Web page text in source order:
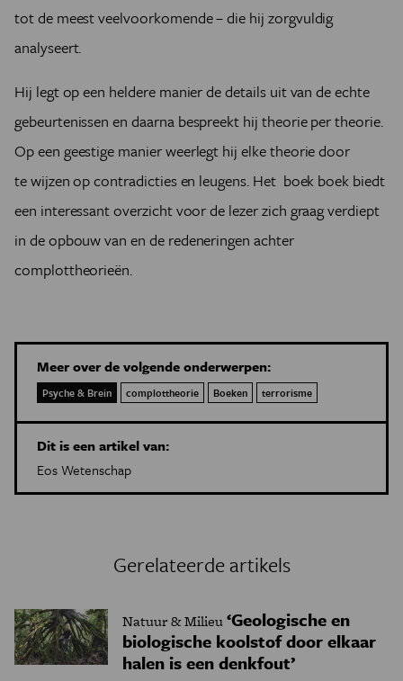
tot de meest veelvoorkomende – die hij zorgvuldig
analyseert.
Hij legt op een heldere manier de details uit van de echte
gebeurtenissen en daarna bespreekt hij theorie per theorie.
Op een geestige manier weerlegt hij elke theorie door
te wijzen op contradicties en leugens. Het boek boek biedt
een interessant overzicht voor de lezer zich graag verdiept
in de opbouw van en de redeneringen achter
complottheorieën.
Meer over de volgende onderwerpen:
Psyche & Brein complottheorie Boeken terrorisme
Dit is een artikel van:
Eos Wetenschap
Gerelateerde artikels
Natuur & Milieu‘Geologische en
biologische koolstof door elkaar
halen is een denkfout’